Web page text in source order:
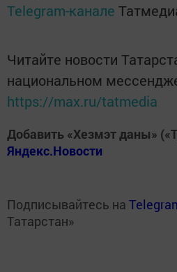
Telegram-канале
Читайте новости
национальном
https://max.ru/tatmedia
Добавить «Хезмэт даны»
Яндекс.Новости
Подписывайтесь на
Татарстан»